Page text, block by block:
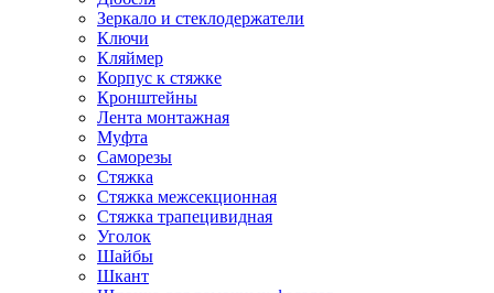
Зеркало и стеклодержатели
Ключи
Кляймер
Корпус к стяжке
Кронштейны
Лента монтажная
Муфта
Саморезы
Стяжка
Стяжка межсекционная
Стяжка трапецивидная
Уголок
Шайбы
Шкант